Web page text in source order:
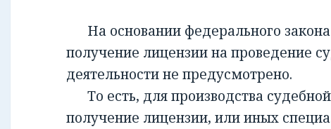
На основании федерального
получение лицензии на проведение
деятельности не предусмотрено.
То есть, для производства
получение лицензии, или иных